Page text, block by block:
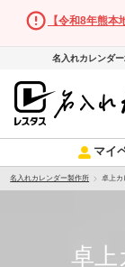
【令和8年熊
名入れカレンダ
マイ
名入れカレンダー製作所 卓上カ
卓上